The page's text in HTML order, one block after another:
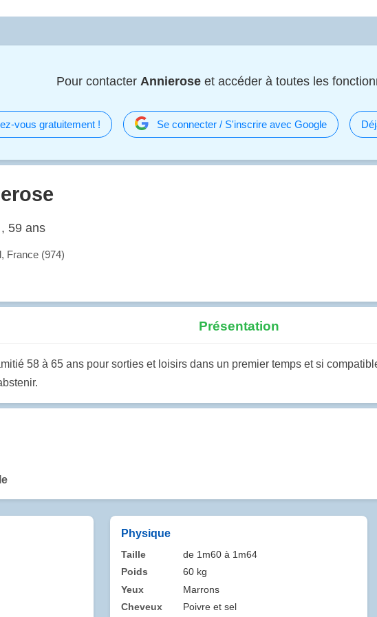
Pour contacter Annieroseet accéder à toutes les
vous gratuitement ! Se connecter / S'inscrire avec Google
59 ans
France (974)
Présentation
58 à 65 ans pour sorties et loisirs dans un premier temps et si
Physique
Taille
de 1m60 à 1m64
Poids
60 kg
Yeux
Marrons
Cheveux
Poivre et sel